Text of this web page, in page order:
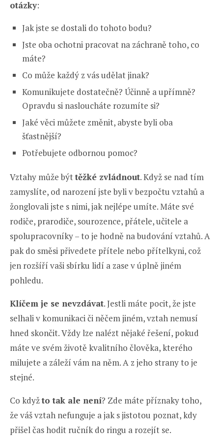
otázky:
Jak jste se dostali do tohoto bodu?
Jste oba ochotni pracovat na záchraně toho, co
máte?
Co může každý z vás udělat jinak?
Komunikujete dostatečně? Účinně a upřímně?
Opravdu si nasloucháte rozumíte si?
Jaké věci můžete změnit, abyste byli oba
šťastnější?
Potřebujete odbornou pomoc?
Vztahy může býttěžké zvládnout. Když se nad tím
zamyslíte, od narození jste byli v bezpočtu vztahů a
žonglovali jste s nimi, jak nejlépe umíte. Máte své
rodiče, prarodiče, sourozence, přátele, učitele a
spolupracovníky – to je hodně na budování vztahů. A
pak do směsi přivedete přítele nebo přítelkyni, což
jen rozšíří vaši sbírku lidí a zase v úplně jiném
pohledu.
Klíčem je se nevzdávat. Jestli máte pocit, že jste
selhali v komunikaci či něčem jiném, vztah nemusí
hned skončit. Vždy lze nalézt nějaké řešení, pokud
máte ve svém životě kvalitního člověka, kterého
milujete a záleží vám na něm. A z jeho strany to je
stejné.
Co kdyžto tak ale není? Zde máte příznaky toho,
že váš vztah nefunguje a jak s jistotou poznat, kdy
přišel čas hodit ručník do ringu a rozejít se.